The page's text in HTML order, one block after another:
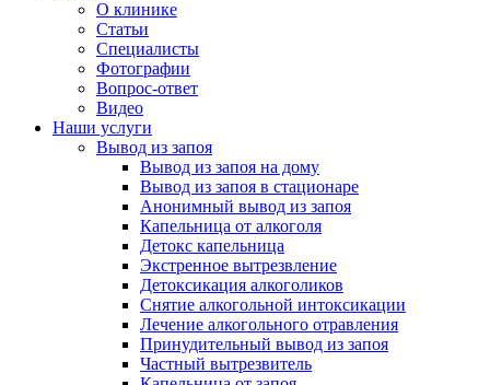
О клинике
Статьи
Специалисты
Фотографии
Вопрос-ответ
Видео
Наши услуги
Вывод из запоя
Вывод из запоя на дому
Вывод из запоя в стационаре
Анонимный вывод из запоя
Капельница от алкоголя
Детокс капельница
Экстренное вытрезвление
Детоксикация алкоголиков
Снятие алкогольной интоксикации
Лечение алкогольного отравления
Принудительный вывод из запоя
Частный вытрезвитель